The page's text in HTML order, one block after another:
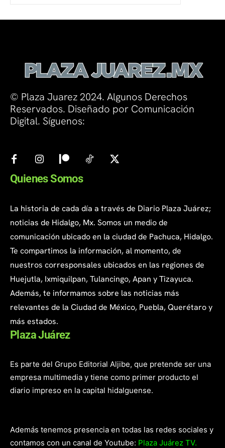
© Plaza Juarez 2024. Algunos Derechos
Reservados. Diseñado por Comunicación
Digital. Síguenos:
Quienes Somos
La historia de cada día a través de Diario Plaza Juárez;
noticias de Hidalgo, Mx. Somos un medio de
comunicación ubicado en la ciudad de Pachuca, Hidalgo.
Te compartimos la información, al momento, de
nuestros corresponsales ubicados en las regiones de
Huejutla, Ixmiquilpan, Tulancingo, Apan y Tizayuca.
Además, te informamos sobre las noticias más
relevantes de la Ciudad de México, Puebla, Querétaro y
más estados.
Plaza Juárez
Es parte del Grupo Editorial Aljibe, que pretende ser una
empresa multimedia y tiene como primer producto el
diario impreso en la capital hidalguense.
Además tenemos presencia en todas las redes sociales y
contamos con un canal de Youtube: Plaza Juárez TV.